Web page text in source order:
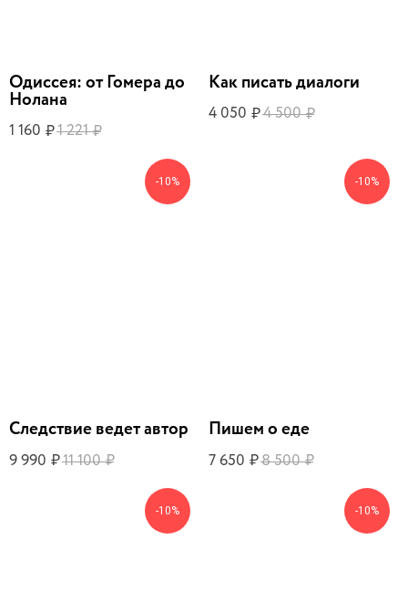
Одиссея: от Гомера до
Нолана
1 160 ₽1 221 ₽
Как писать диалоги
4 050 ₽4 500 ₽
-10%
Следствие ведет автор
9 990 ₽11 100 ₽
-10%
Пишем о еде
7 650 ₽8 500 ₽
-10% -10%